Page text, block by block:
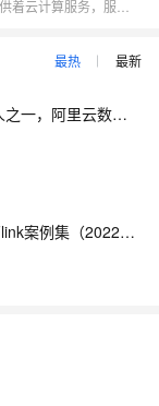
最热 最新
【大咖问答】对话PostgreSQL 中国社区发起人之一，阿里云数据库高级专家 德哥
【藏经阁一起读（27）】本周推荐《Apache Flink案例集（2022版）》，你有哪些心得？